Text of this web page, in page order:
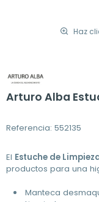
Haz
Arturo Alba
Referencia: 552135
El Estuche de
productos para una
Manteca